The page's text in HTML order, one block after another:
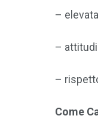
–
–
–
Come